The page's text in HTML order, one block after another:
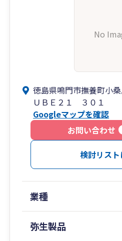
No
徳島県鳴門市撫養町小
ＵＢＥ２１ ３０１
Googleマップを確認
お問い合わせ
検討リス
業種
弥生製品